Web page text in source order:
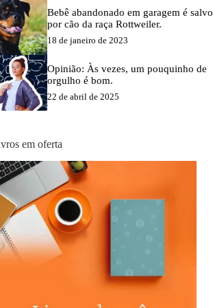
Bebê abandonado em garagem é salvo
por cão da raça Rottweiler.
18 de janeiro de 2023
Opinião: Às vezes, um pouquinho de
orgulho é bom.
22 de abril de 2025
em oferta